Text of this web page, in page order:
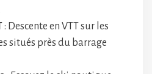
: Descente en VTT sur les
situés près du barrage